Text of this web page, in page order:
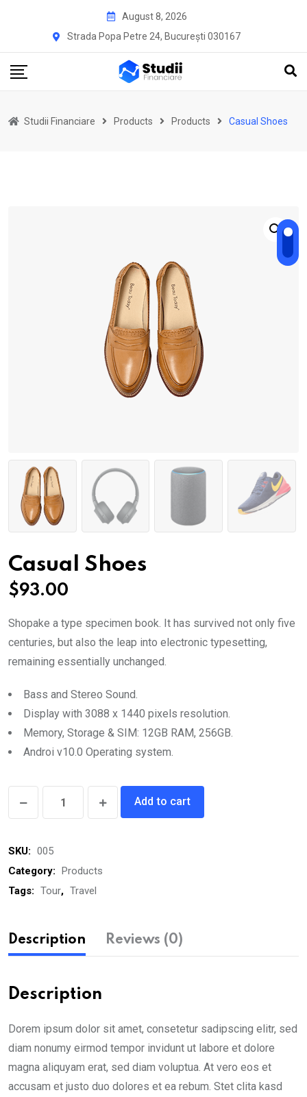
August 8, 2026
Strada Popa Petre 24, București 030167
Studii Financiare Products Products Casual Shoes
Casual Shoes
$93.00
Shopake a type specimen book. It has survived not only five
centuries, but also the leap into electronic typesetting,
remaining essentially unchanged.
Bass and Stereo Sound.
Display with 3088 x 1440 pixels resolution.
Memory, Storage & SIM: 12GB RAM, 256GB.
Androi v10.0 Operating system.
Add to cart
SKU: 005
Category:
Products
Tags: Tour, Travel
Description Reviews (0)
Description
Dorem ipsum dolor sit amet, consetetur sadipscing elitr, sed
diam nonumy eirmod tempor invidunt ut labore et dolore
magna aliquyam erat, sed diam voluptua. At vero eos et
accusam et justo duo dolores et ea rebum. Stet clita kasd